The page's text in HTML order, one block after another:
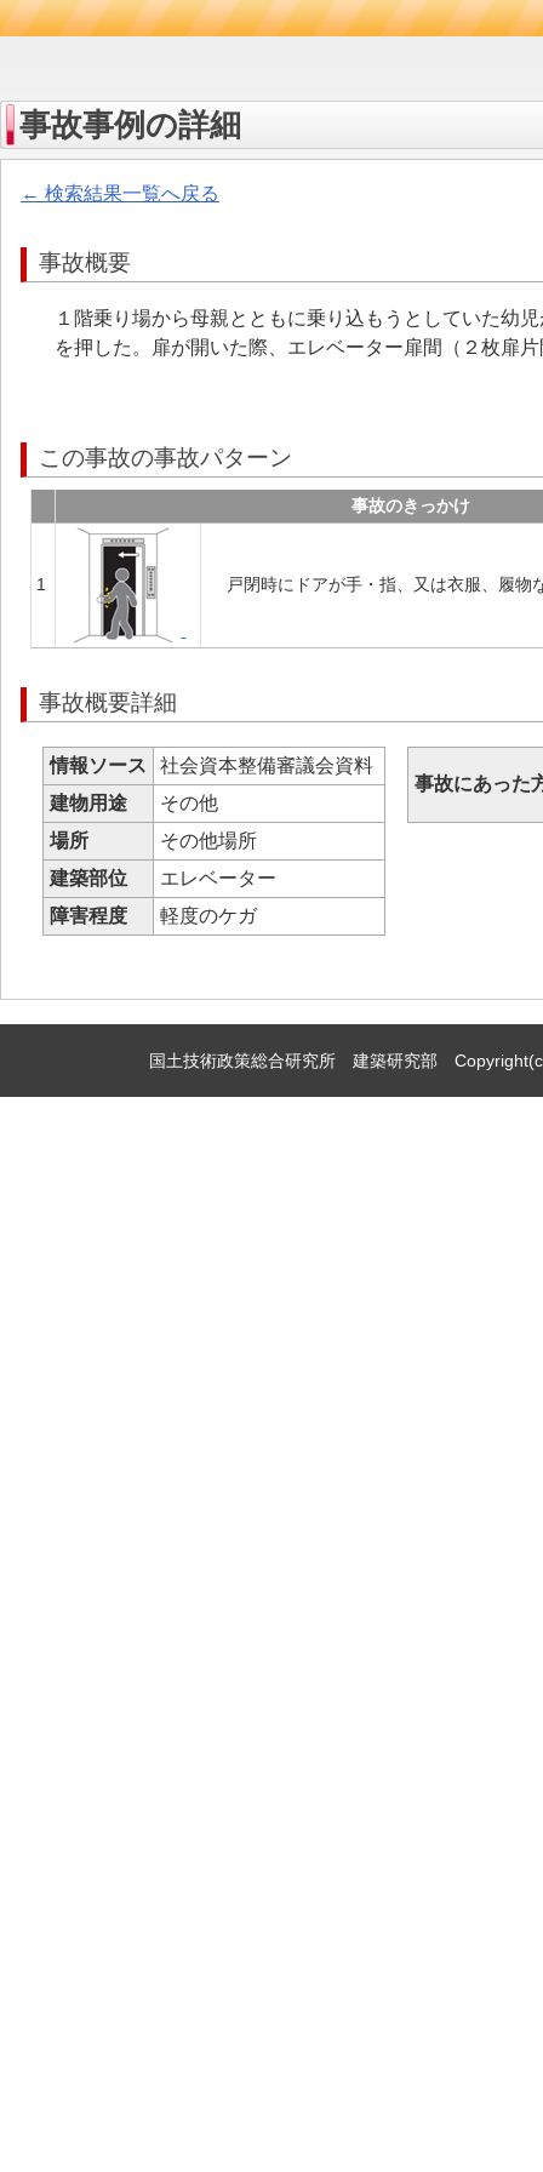
事故事例の詳細
← 検索結果一覧へ戻る
事故概要
１階乗り場から母親とともに乗り込もうとしていた幼
を押した。扉が開いた際、エレベーター扉間（２枚扉
この事故の事故パターン
事故のきっかけ
1 戸閉時にドアが手・指、又は衣服、履
事故概要詳細
情報ソース
社会資本整備審議会資料
建物用途
その他
場所
その他場所
建築部位
エレベーター
障害程度
軽度のケガ
事故にあった
国土技術政策総合研究所 建築研究部